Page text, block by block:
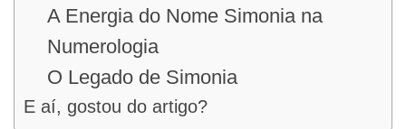
A Energia do Nome Simonia na
Numerologia
O Legado de Simonia
E aí, gostou do artigo?